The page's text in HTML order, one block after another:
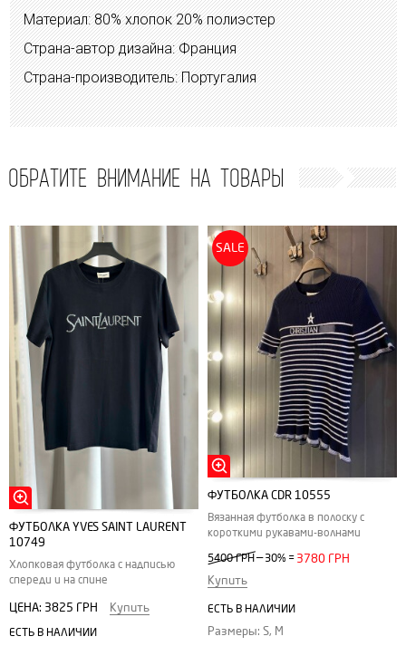
Материал: 80% хлопок 20% полиэстер
Страна-автор дизайна: Франция
Страна-производитель: Португалия
ОБРАТИТЕ ВНИМАНИЕ НА ТОВАРЫ
ФУТБОЛКА YVES SAINT LAURENT
10749
Хлопковая футболка с надписью
спереди и на спине
ЦЕНА: 3825 ГРН Купить
ЕСТЬ В НАЛИЧИИ
SALE
ФУТБОЛКА CDR 10555
Вязанная футболка в полоску с
короткими рукавами-волнами
5400 ГРН — 30% = 3780 ГРН
Купить
ЕСТЬ В НАЛИЧИИ
Размеры: S, M